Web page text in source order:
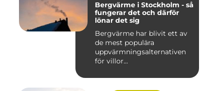
Bergvärme i Stockholm - så
fungerar det och därför
lönar det sig
Bergvärme har blivit ett av
de mest populära
uppvärmningsalternativen
för villor...